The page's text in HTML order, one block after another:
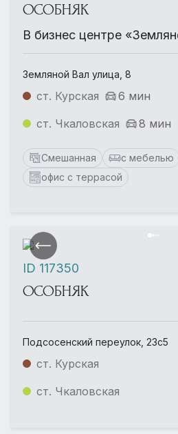
ОСОБНЯК
В бизнес центре
Земляной Вал улица, 8
ст. Курская
6 мин
ст. Чкаловская
8 мин
Смешанная с мебелью
офис с террасой
ОСОБНЯК
Подсосенский переулок, 23с5
ст. Курская
ст. Чкаловская
ID 117350